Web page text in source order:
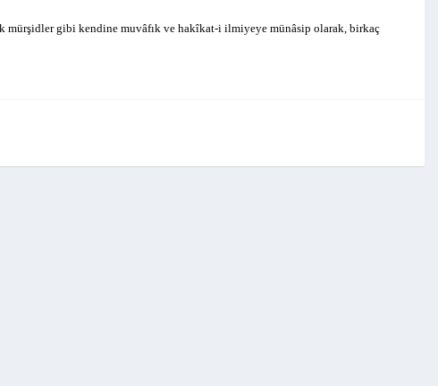
mürşidler gibi kendine muvâfık ve hakîkat-i ilmiyeye münâsip olarak, birkaç